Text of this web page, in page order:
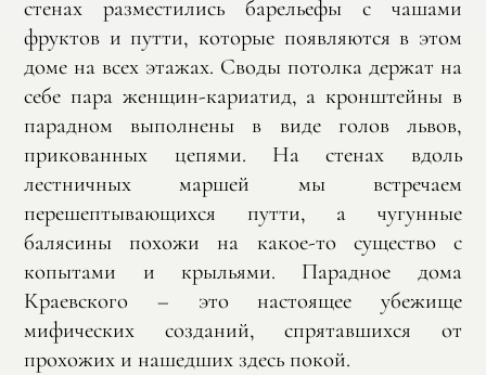
стенах разместились барельефы с чашами
фруктов и путти, которые появляются в этом
доме на всех этажах. Своды потолка держат на
себе пара женщин-кариатид, а кронштейны в
парадном выполнены в виде голов львов,
прикованных цепями. На стенах вдоль
лестничных маршей мы встречаем
перешептывающихся путти, а чугунные
балясины похожи на какое-то существо с
копытами и крыльями. Парадное дома
Краевского – это настоящее убежище
мифических созданий, спрятавшихся от
прохожих и нашедших здесь покой.